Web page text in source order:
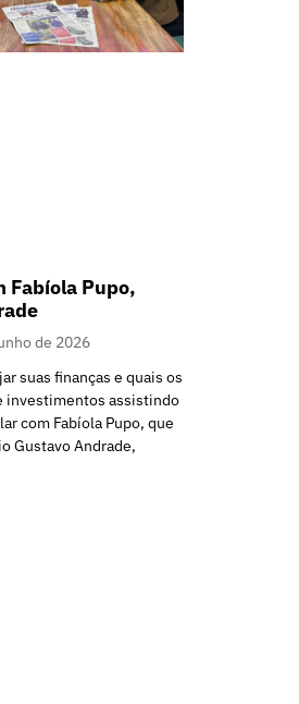
Fabíola Pupo,
de 2026
suas finanças e quais os
investimentos assistindo
com Fabíola Pupo, que
Gustavo Andrade,